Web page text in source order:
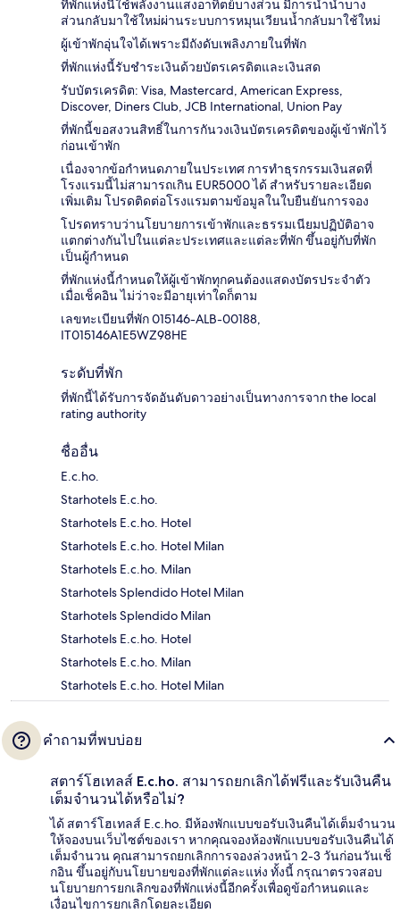
ที่พักแห่งนี้ใช้พลังงานแสงอาทิตย์บางส่วน มีการนำน้ำบาง
ส่วนกลับมาใช้ใหม่ผ่านระบบการหมุนเวียนน้ำกลับมาใช้ใหม่
ผู้เข้าพักอุ่นใจได้เพราะมีถังดับเพลิงภายในที่พัก
ที่พักแห่งนี้รับชำระเงินด้วยบัตรเครดิตและเงินสด
รับบัตรเครดิต: Visa, Mastercard, American Express,
Discover, Diners Club, JCB International, Union Pay
ที่พักนี้ขอสงวนสิทธิ์ในการกันวงเงินบัตรเครดิตของผู้เข้าพักไว้
ก่อนเข้าพัก
เนื่องจากข้อกำหนดภายในประเทศ การทำธุรกรรมเงินสดที่
โรงแรมนี้ไม่สามารถเกิน EUR5000 ได้ สำหรับรายละเอียด
เพิ่มเติม โปรดติดต่อโรงแรมตามข้อมูลในใบยืนยันการจอง
โปรดทราบว่านโยบายการเข้าพักและธรรมเนียมปฏิบัติอาจ
แตกต่างกันไปในแต่ละประเทศและแต่ละที่พัก ขึ้นอยู่กับที่พัก
เป็นผู้กำหนด
ที่พักแห่งนี้กำหนดให้ผู้เข้าพักทุกคนต้องแสดงบัตรประจำตัว
เมื่อเช็คอิน ไม่ว่าจะมีอายุเท่าใดก็ตาม
เลขทะเบียนที่พัก 015146-ALB-00188,
IT015146A1E5WZ98HE
ระดับที่พัก
ที่พักนี้ได้รับการจัดอันดับดาวอย่างเป็นทางการจาก the local
rating authority
ชื่ออื่น
E.c.ho.
Starhotels E.c.ho.
Starhotels E.c.ho. Hotel
Starhotels E.c.ho. Hotel Milan
Starhotels E.c.ho. Milan
Starhotels Splendido Hotel Milan
Starhotels Splendido Milan
Starhotels E.c.ho. Hotel
Starhotels E.c.ho. Milan
Starhotels E.c.ho. Hotel Milan
คำถามที่พบบ่อย
สตาร์โฮเทลส์ E.c.ho. สามารถยกเลิกได้ฟรีและรับเงินคืน
เต็มจำนวนได้หรือไม่?
ได้ สตาร์โฮเทลส์ E.c.ho. มีห้องพักแบบขอรับเงินคืนได้เต็มจำนวน
ให้จองบนเว็บไซต์ของเรา หากคุณจองห้องพักแบบขอรับเงินคืนได้
เต็มจำนวน คุณสามารถยกเลิกการจองล่วงหน้า 2-3 วันก่อนวันเช็
กอิน ขึ้นอยู่กับนโยบายของที่พักแต่ละแห่ง ทั้งนี้ กรุณาตรวจสอบ
นโยบายการยกเลิกของที่พักแห่งนี้อีกครั้งเพื่อดูข้อกำหนดและ
เงื่อนไขการยกเลิกโดยละเอียด